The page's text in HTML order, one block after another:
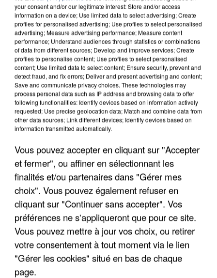
UN SECOND CADRE DE LA DZ MAFIA
your consent and/or our legitimate interest: Store and/or access
information on a device; Use limited data to select advertising; Create
profiles for personalised advertising; Use profiles to select personalised
advertising; Measure advertising performance; Measure content
performance; Understand audiences through statistics or combinations
of data from different sources; Develop and improve services; Create
profiles to personalise content; Use profiles to select personalised
content; Use limited data to select content; Ensure security, prevent and
detect fraud, and fix errors; Deliver and present advertising and content;
Save and communicate privacy choices. These technologies may
process personal data such as IP address and browsing data to offer
following functionalities: Identify devices based on information actively
requested; Use precise geolocation data; Match and combine data from
other data sources; Link different devices; Identify devices based on
information transmitted automatically.
Vous pouvez accepter en cliquant sur "Accepter
et fermer", ou affiner en sélectionnant les
finalités et/ou partenaires dans "Gérer mes
choix". Vous pouvez également refuser en
cliquant sur "Continuer sans accepter". Vos
préférences ne s'appliqueront que pour ce site.
Vous pouvez mettre à jour vos choix, ou retirer
votre consentement à tout moment via le lien
"Gérer les cookies" situé en bas de chaque
page.